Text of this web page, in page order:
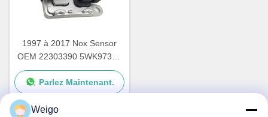
1997 à 2017 Nox Sensor
OEM 22303390 5WK97367
pour le VOL XC40 SUV
Parlez Maintenant.
Weigo